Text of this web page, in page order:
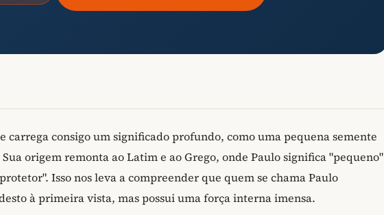
carrega consigo um significado profundo, como uma pequena semente
origem remonta ao Latim e ao Grego, onde Paulo significa "pequeno"
Isso nos leva a compreender que quem se chama Paulo
à primeira vista, mas possui uma força interna imensa.